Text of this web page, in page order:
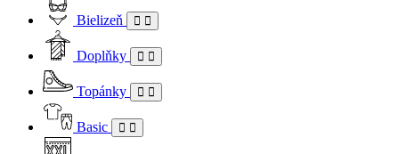
Bielizeň
Doplňky
Topánky
Basic